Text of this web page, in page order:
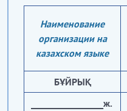
Наименование
организации на
казахском языке
БҰЙРЫҚ
_________________ж.